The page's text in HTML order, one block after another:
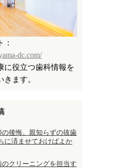
：
dc.com/
に役立つ歯科情報を
きます。
の後悔。親知らずの抜歯
に済ませておけばよか
のクリーニングを担当す